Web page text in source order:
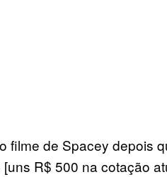
filme de Spacey depois
R$ 500 na cotação